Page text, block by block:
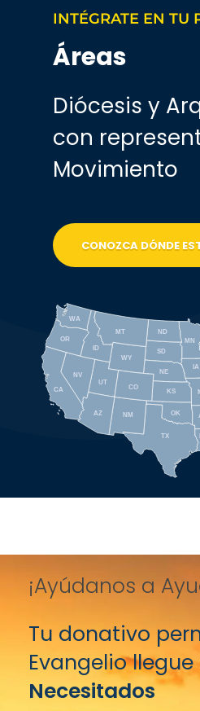
INTÉGRATE EN TU
Áreas
Diócesis y
con
Movimiento
CONOZCA DÓNDE
IA
MN
OK
TX
NM
KS
NE
SD
ND
WY
MT
CO
UT
AZ
NV
OR
WA
ID
CA
¡Ayúdanos a
Tu donativo
Evangelio
Necesitados